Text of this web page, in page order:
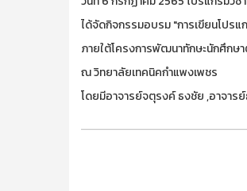
ได้จัดกิจกรรมอบรม "การเขียนโปร
ภายใต้โครงการพัฒนาทักษะนักศึกษ
ณ วิทยาลัยเทคนิคกำแพงเพชร
โดยมีอาจารย์จตุรงค์ ธงชัย ,อาจาร